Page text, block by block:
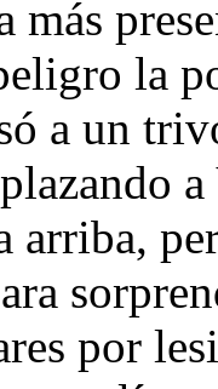
más
la
a un
arriba,
por